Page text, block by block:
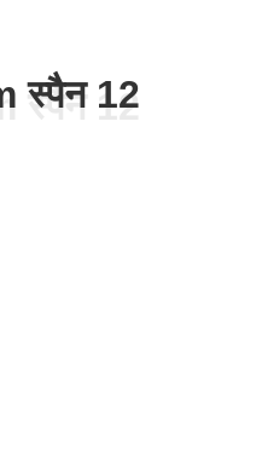
स्पैन 12
स्पैन 12